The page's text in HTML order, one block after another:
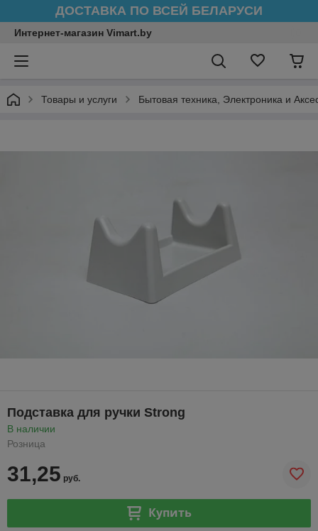
ДОСТАВКА ПО ВСЕЙ БЕЛАРУСИ
Интернет-магазин Vimart.by
Товары и услуги Бытовая техника, Электроника и
Подставка для ручки Strong
В наличии
Розница
31,25 руб.
Купить